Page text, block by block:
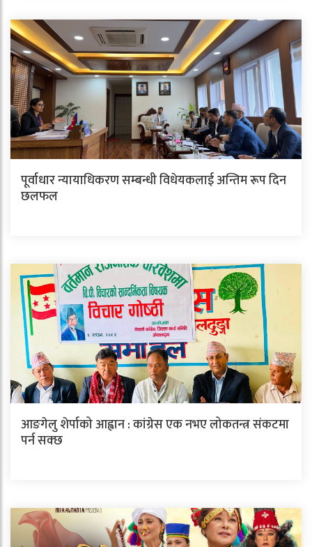
पूर्वाधार न्यायाधिकरण सम्बन्धी विधेयकलाई अन्तिम रूप दिन
छलफल
आङगेलु शेर्पाको आह्वान : कांग्रेस एक नभए लोकतन्त्र संकटमा
पर्न सक्छ